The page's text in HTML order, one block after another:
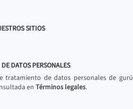
SITIOS
DATOS PERSONALES
tratamiento de datos personales de gurú
en Términos legales.